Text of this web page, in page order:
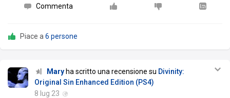
Commenta
Piace a 6 persone
Maryha scritto una recensione su Divinity:
Original Sin Enhanced Edition (PS4)
8 lug 23